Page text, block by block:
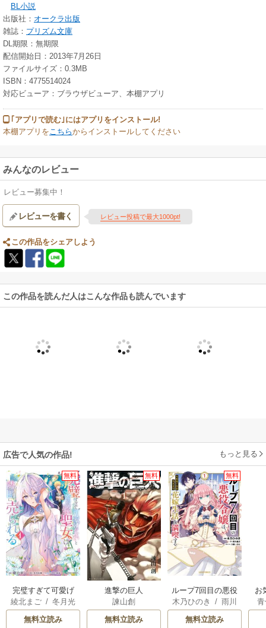
BL小説
出版社： オークラ出版
雑誌： プリズム文庫
DL期限：無期限
配信開始日：2013年7月26日
ファイルサイズ：0.3MB
ISBN：4775514024
対応ビューア：ブラウザビューア、本棚アプリ
｢アプリで読む｣にはアプリをインストール!
本棚アプリをこちらからインストールしてください
みんなのレビュー
レビュー募集中！
レビューを書く レビュー投稿で最大1000pt!
この作品をシェアしよう
この作品を読んだ人はこんな作品も読んでいます
広告で人気の作品! もっと見る
無料
完璧すぎて可愛げ
がないと婚約破棄
された聖女は隣国
に売られる
綾北まご /冬月光
輝/ 昌未
無料立読み
無料
進撃の巨人
諫山創
無料立読み
無料
ループ7回目の悪役
令嬢は、元敵国で
自由気ままな花嫁
生活を満喫する
木乃ひのき /雨川
透子/八美☆わん
無料立読み
お